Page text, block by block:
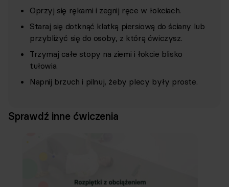
Oprzyj się rękami i zegnij ręce w łokciach.
Staraj się dotknąć klatką piersiową do ściany lub
przybliżyć się do osoby, z którą ćwiczysz.
Trzymaj całe stopy na ziemi i łokcie blisko
tułowia.
Napnij brzuch i pilnuj, żeby plecy były proste.
Sprawdź inne ćwiczenia